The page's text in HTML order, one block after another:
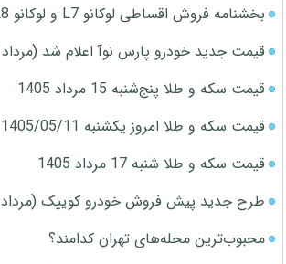
بخشنامه فروش اقساطی لوکانو L7 و لوکانو L8 (مرداد 1405)
قیمت جدید خودرو پارس نوآ اعلام شد (مرداد 1405)
قیمت سکه و طلا پنج‌شنبه 15 مرداد 1405
قیمت سکه و طلا امروز یکشنبه 1405/05/11
قیمت سکه و طلا شنبه 17 مرداد 1405
طرح جدید پیش فروش خودرو کوییک (مرداد 1405)
محبوب‌ترین محله‌های تهران کدامند؟